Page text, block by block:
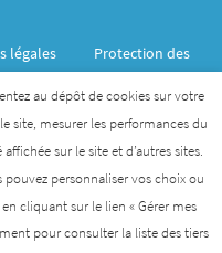
légales
Protection des
des biothérapies
Téléthon
au dépôt de cookies sur votre
site, mesurer les performances du
sur le site et d’autres sites.
personnaliser vos choix ou
cliquant sur le lien « Gérer mes
pour consulter la liste des tiers